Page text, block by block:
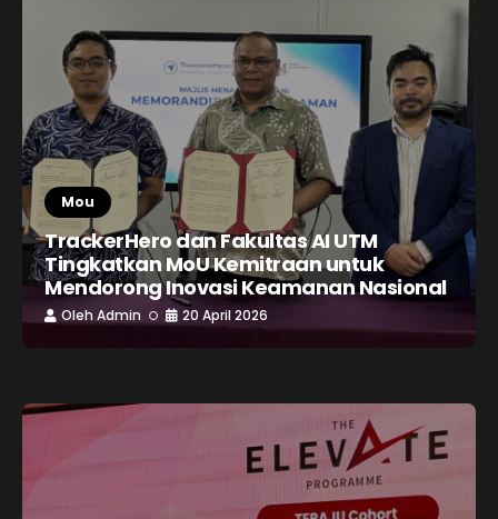
Mou
TrackerHero dan Fakultas AI UTM
Tingkatkan MoU Kemitraan untuk
Mendorong Inovasi Keamanan Nasional
Oleh Admin 20 April 2026